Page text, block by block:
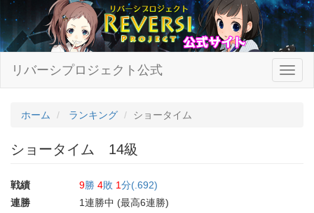
リバーシプロジェクト公式
ホーム ランキング ショータイム
ショータイム 14級
戦績 9勝 4敗 1分(.692)
連勝
1連勝中 (最高6連勝)